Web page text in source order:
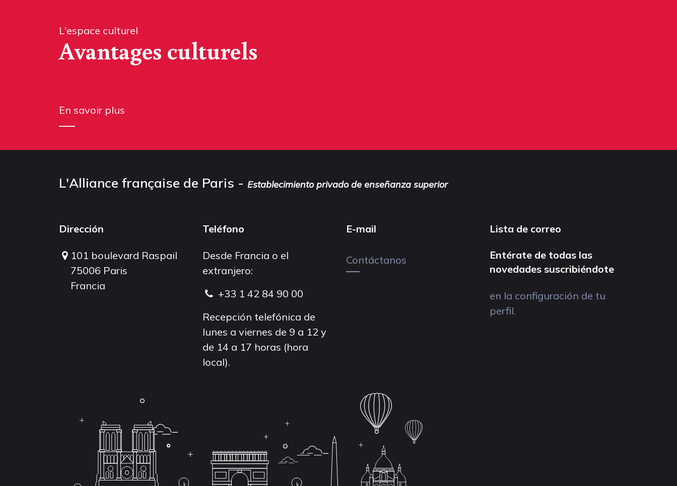
L'espace culturel
Avantages culturels
En savoir plus
L'Alliance française de Paris - Establecimiento privado de enseñanza superior
Dirección
101 boulevard Raspail
75006 Paris
Francia
Teléfono
Desde Francia o el
extranjero:
+33 1 42 84 90 00
Recepción telefónica de
lunes a viernes de 9 a 12 y
de 14 a 17 horas (hora
local).
E-mail
Contáctanos
Lista de correo
Entérate de todas las
novedades suscribiéndote
en la configuración de tu
perfil.